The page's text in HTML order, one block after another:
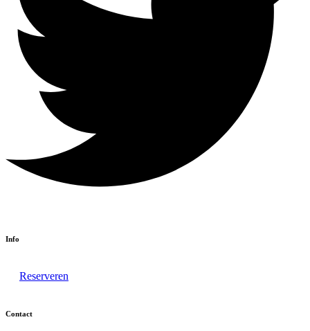
Info
Reserveren
Contact